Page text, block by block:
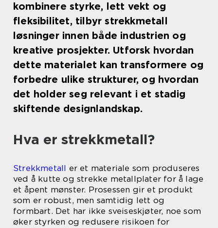
kombinere styrke, lett vekt og
fleksibilitet, tilbyr strekkmetall
løsninger innen både industrien og
kreative prosjekter. Utforsk hvordan
dette materialet kan transformere og
forbedre ulike strukturer, og hvordan
det holder seg relevant i et stadig
skiftende designlandskap.
Hva er strekkmetall?
Strekkmetall er et materiale som produseres
ved å kutte og strekke metallplater for å lage
et åpent mønster. Prosessen gir et produkt
som er robust, men samtidig lett og
formbart. Det har ikke sveiseskjøter, noe som
øker styrken og redusere risikoen for